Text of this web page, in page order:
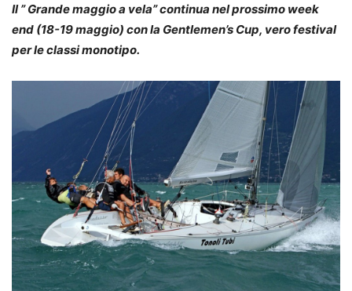
Il ” Grande maggio a vela” continua nel prossimo week
end (18-19 maggio) con la Gentlemen’s Cup, vero festival
per le classi monotipo.